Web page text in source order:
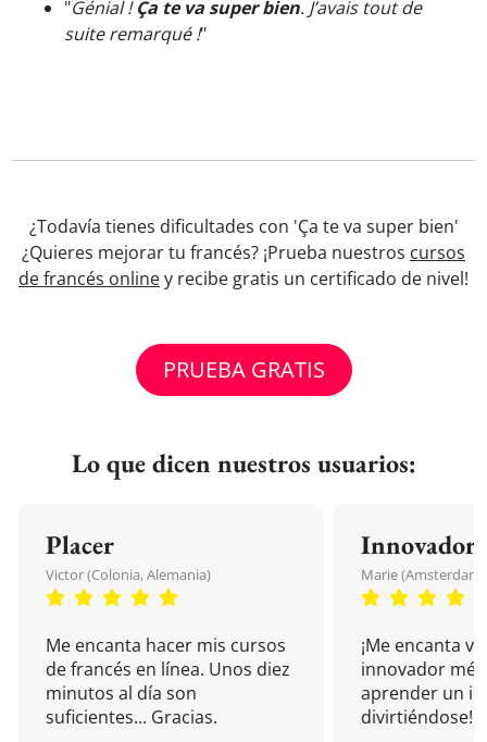
"Génial !Ça te va super bien. J’avais tout de
suite remarqué !"
¿Todavía tienes dificultades con 'Ça te va super bien'
¿Quieres mejorar tu francés? ¡Prueba nuestros cursos
de francés onliney recibe gratis un certificado de nivel!
PRUEBA GRATIS
Lo que dicen nuestros usuarios:
Placer
Victor (Colonia, Alemania)
Me encanta hacer mis cursos
de francés en línea. Unos diez
minutos al día son
suficientes... Gracias.
Innovador
Marie (Amsterdam,
¡Me encanta
innovador
aprender un
divirtiéndose!